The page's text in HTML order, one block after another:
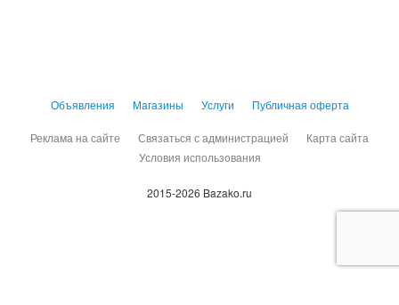
Объявления Магазины Услуги Публичная оферта
Реклама на сайте Связаться с администрацией
Карта сайта
Условия использования
2015-2026 Bazako.ru